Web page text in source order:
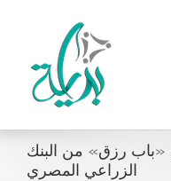
رزق» من البنك
الزراعي المصري